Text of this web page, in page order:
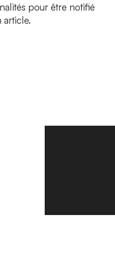
pour être notifié
article.